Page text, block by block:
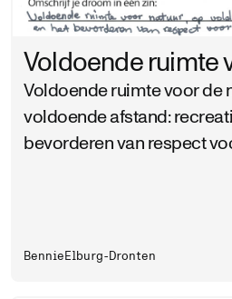
Voldoende ruimte
Voldoende ruimte voor de
voldoende afstand:
bevorderen van respect
BennieElburg-Dronten